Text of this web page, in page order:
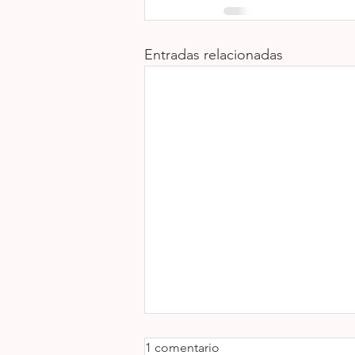
Entradas relacionadas
1 comentario